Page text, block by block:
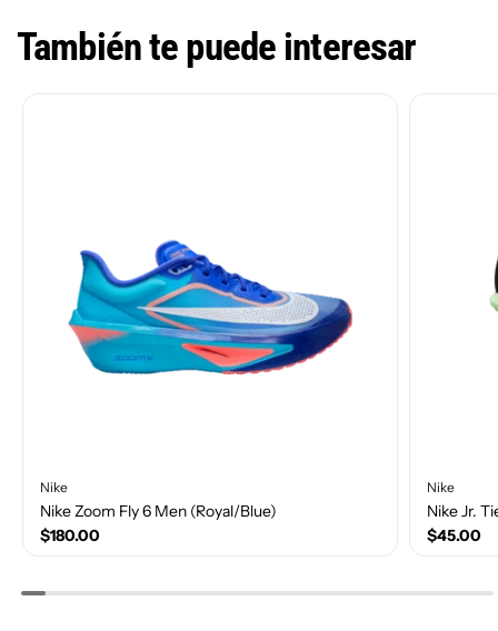
También te puede interesar
Nike
Nike Zoom Fly 6 Men (Royal/Blue)
$180.00
Nike
Nike Jr.
$45.00